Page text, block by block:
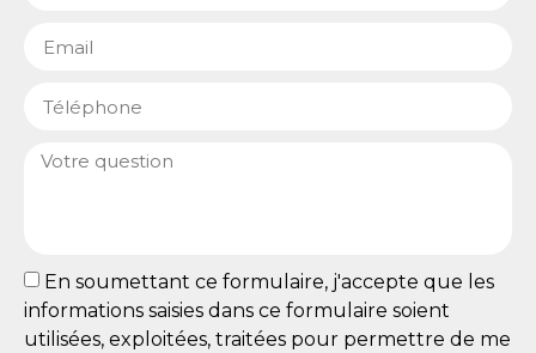
En soumettant ce formulaire, j'accepte que les
informations saisies dans ce formulaire soient
utilisées, exploitées, traitées pour permettre de me